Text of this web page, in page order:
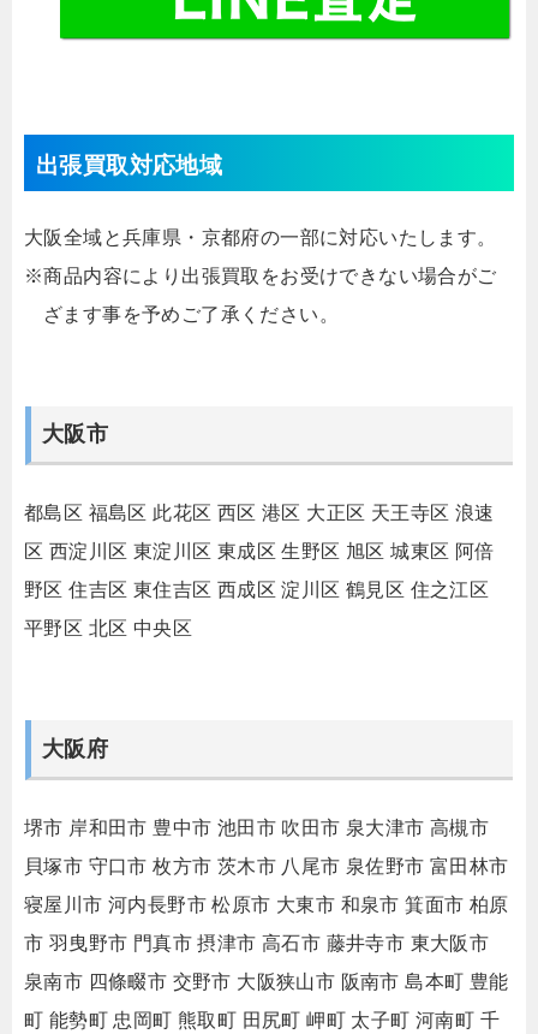
出張買取対応地域
大阪全域と兵庫県・京都府の一部に対応いたします。
※商品内容により出張買取をお受けできない場合がご
ざます事を予めご了承ください。
大阪市
都島区 福島区 此花区 西区 港区 大正区 天王寺区 浪速
区 西淀川区 東淀川区 東成区 生野区 旭区 城東区 阿倍
野区 住吉区 東住吉区 西成区 淀川区 鶴見区 住之江区
平野区 北区 中央区
大阪府
堺市 岸和田市 豊中市 池田市 吹田市 泉大津市 高槻市
貝塚市 守口市 枚方市 茨木市 八尾市 泉佐野市 富田林市
寝屋川市 河内長野市 松原市 大東市 和泉市 箕面市 柏原
市 羽曳野市 門真市 摂津市 高石市 藤井寺市 東大阪市
泉南市 四條畷市 交野市 大阪狭山市 阪南市 島本町 豊能
町 能勢町 忠岡町 熊取町 田尻町 岬町 太子町 河南町 千